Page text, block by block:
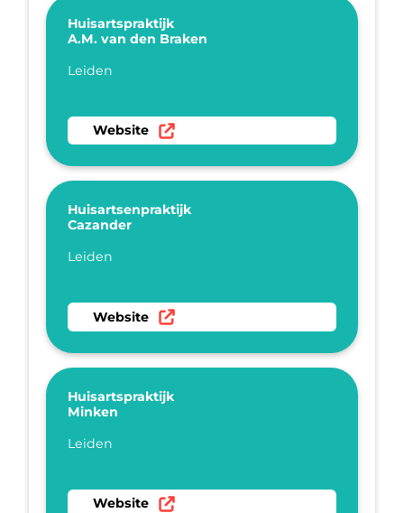
Huisartspraktijk
A.M. van den Braken
Plaatsnaam
Leiden
Ga naar website Huisartspraktijk A.M. van
Website
Huisartsenpraktijk
Cazander
Plaatsnaam
Leiden
Ga naar website Huisartsenpraktijk Cazander
Website
Huisartspraktijk
Minken
Plaatsnaam
Leiden
Ga naar website Huisartspraktijk Minken
Website